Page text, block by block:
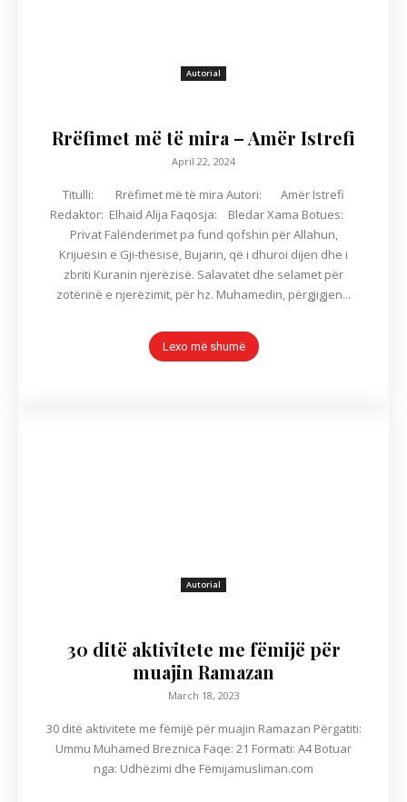
Autorial
Rrëfimet më të mira – Amër Istrefi
April 22, 2024
Titulli: Rrëfimet më të mira Autori: Amër Istrefi
Redaktor: Elhaid Alija Faqosja: Bledar Xama Botues:
Privat Falënderimet pa fund qofshin për Allahun,
Krijuesin e Gji-thësisë, Bujarin, që i dhuroi dijen dhe i
zbriti Kuranin njerëzisë. Salavatet dhe selamet për
zotërinë e njerëzimit, për hz. Muhamedin, përgjigjen...
Lexo më shumë
Autorial
30 ditë aktivitete me fëmijë për
muajin Ramazan
March 18, 2023
30 ditë aktivitete me fëmijë për muajin Ramazan Përgatiti:
Ummu Muhamed Breznica Faqe: 21 Formati: A4 Botuar
nga: Udhëzimi dhe Fëmijamusliman.com